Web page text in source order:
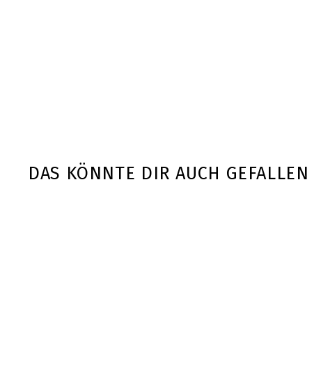
DAS KÖNNTE DIR AUCH GEFALLEN